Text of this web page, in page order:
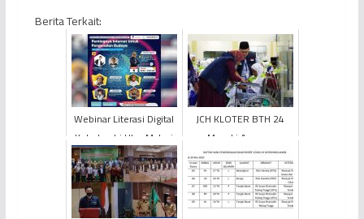
Berita Terkait:
Webinar Literasi Digital
Kota Jambi Ulas Materi
“Pentingnya Internet
untuk Pengenalan...
JCH KLOTER BTH 24
Masuki Asrama
Embarkasi Haji Antara
Provinsi Jambi